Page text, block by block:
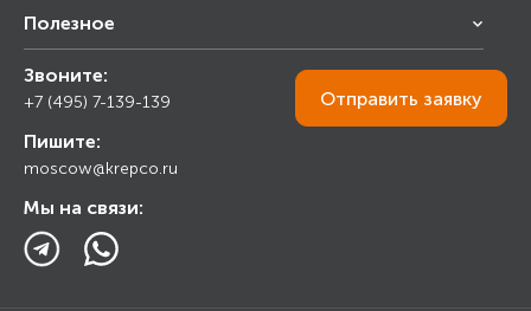
Снабжение строительства
Торговым организациям
Полезное
Калькулятор
Прайс лист
Ответы на вопросы
Блог
Звоните:
+7 (495) 7-139-139
Пишите:
moscow@krepco.ru
Мы на связи:
Отправить заявку